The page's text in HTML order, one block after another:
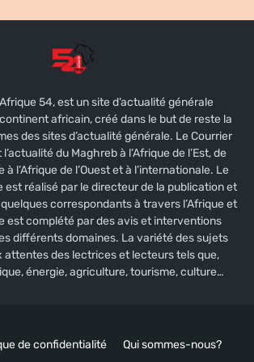
54, est un site d’actualité générale
africain, créé dans le but de reste la
des sites d’actualité générale. Le Courrier
du Maghreb à l’Afrique de l’Est, de
à l’Afrique de l’Ouest et à l’internationale. Le
est réalisé par le directeur de la publication et
correspondants à travers l’Afrique et
est complété par des avis et interventions
différents domaines. La variété des sujets
attentes des lectrices et lecteurs tels que,
énergie, agriculture, tourisme, culture…
de confidentialité Qui sommes-nous?